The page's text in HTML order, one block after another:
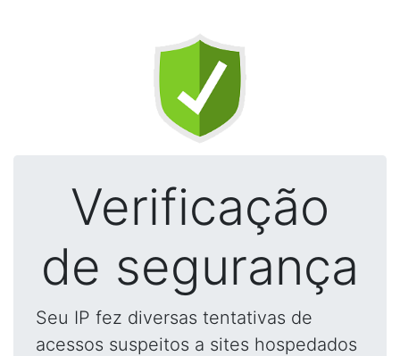
Verificação
de segurança
Seu IP fez diversas tentativas de
acessos suspeitos a sites hospedados